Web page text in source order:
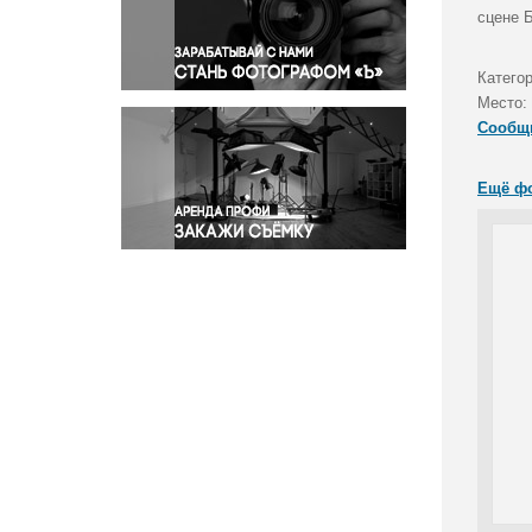
Правосудие
Происшествия и конфликты
Религия
Светская жизнь
Спорт
Экология
Экономика и бизнес
сцене
Место:
Ещё